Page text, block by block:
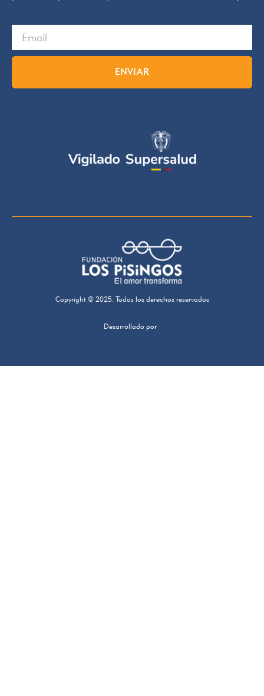
ENVIAR
Copyright © 2025. Todos los derechos reservados
Desarrollado por